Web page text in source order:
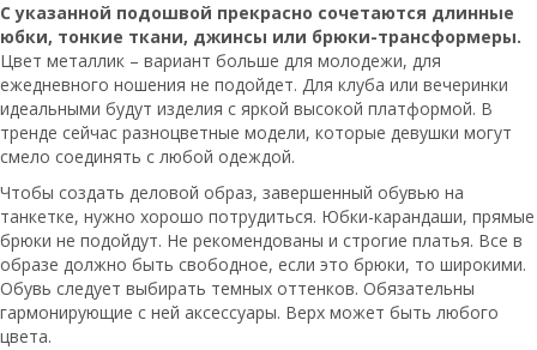
С указанной подошвой прекрасно сочетаются длинные
юбки, тонкие ткани, джинсы или брюки-трансформеры.
Цвет металлик – вариант больше для молодежи, для
ежедневного ношения не подойдет. Для клуба или вечеринки
идеальными будут изделия с яркой высокой платформой. В
тренде сейчас разноцветные модели, которые девушки могут
смело соединять с любой одеждой.
Чтобы создать деловой образ, завершенный обувью на
танкетке, нужно хорошо потрудиться. Юбки-карандаши, прямые
брюки не подойдут. Не рекомендованы и строгие платья. Все в
образе должно быть свободное, если это брюки, то широкими.
Обувь следует выбирать темных оттенков. Обязательны
гармонирующие с ней аксессуары. Верх может быть любого
цвета.